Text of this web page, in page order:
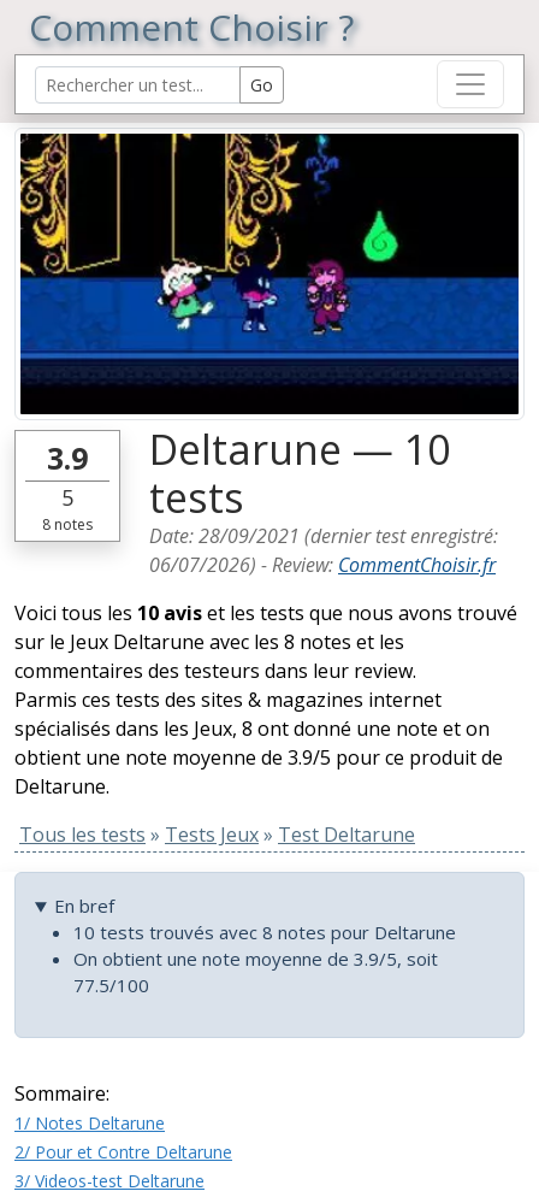
Comment Choisir ?
3.9
5
8 notes
Deltarune — 10
tests
Date:28/09/2021 (dernier test enregistré:
06/07/2026) -Review: CommentChoisir.fr
Voici tous les 10 aviset les tests que nous avons trouvé
sur le Jeux Deltarune avec les 8 notes et les
commentaires des testeurs dans leur review.
Parmis ces tests des sites & magazines internet
spécialisés dans les Jeux, 8 ont donné une note et on
obtient une note moyenne de 3.9/5 pour ce produit de
Deltarune.
Tous les tests » Tests Jeux» Test Deltarune
En bref
10 tests trouvés avec 8 notes pour Deltarune
On obtient une note moyenne de 3.9/5, soit
77.5/100
Sommaire:
1/ Notes Deltarune
2/ Pour et Contre Deltarune
3/ Videos-test Deltarune